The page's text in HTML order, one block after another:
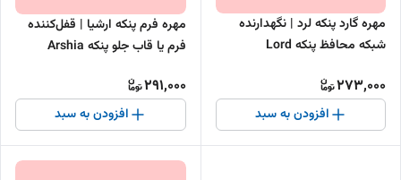
مهره گارد پنکه لرد | نگهدارنده
شبکه محافظ پنکه Lord
273,000
افزودن به سبد
مهره فرم پنکه ارشیا | قفل‌کننده
فرم یا قاب جلو پنکه Arshia
291,000
افزودن به سبد